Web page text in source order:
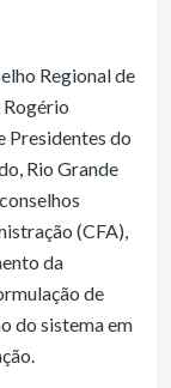
Regional de
Rogério
Presidentes do
Rio Grande
(CFA),
da
de
do sistema em